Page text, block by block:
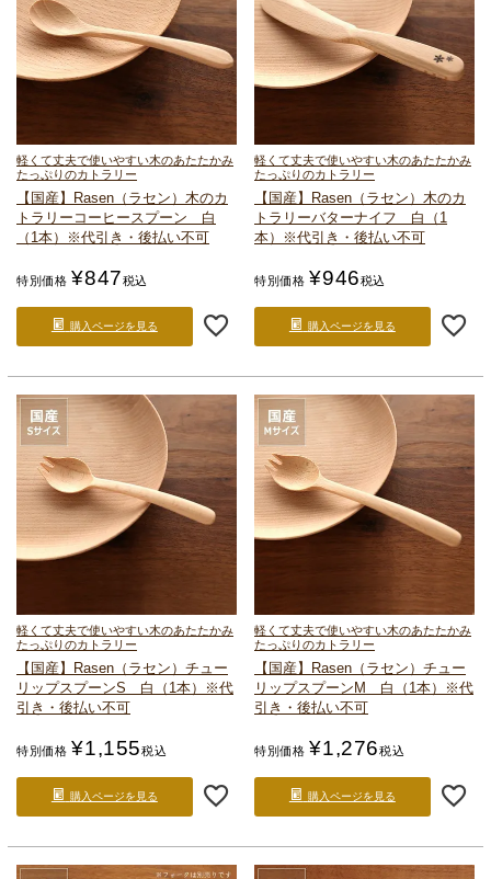
軽くて丈夫で使いやすい木のあたたかみ
たっぷりのカトラリー
【国産】Rasen（ラセン） 木のカ
トラリー コーヒースプーン 白
（1本）
※代引き・後払い不可
特別価格 ¥847税込
購入ページを見る
軽くて丈夫で使いやすい木のあたたかみ
たっぷりのカトラリー
【国産】Rasen（ラセン） 木のカ
トラリーバターナイフ 白（1
本）
※代引き・後払い不可
特別価格 ¥946税込
購入ページを見る
軽くて丈夫で使いやすい木のあたたかみ
たっぷりのカトラリー
【国産】Rasen（ラセン） チュー
リップスプーンS 白（1本）
※代
引き・後払い不可
特別価格 ¥1,155税込
購入ページを見る
軽くて丈夫で使いやすい木のあたたかみ
たっぷりのカトラリー
【国産】Rasen（ラセン） チュー
リップスプーン M 白（1本）
※代
引き・後払い不可
特別価格 ¥1,276税込
購入ページを見る